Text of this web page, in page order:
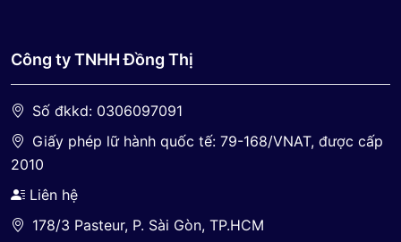
Công ty TNHH Đồng Thị
Số đkkd: 0306097091
Giấy phép lữ hành quốc tế: 79-168/VNAT, được cấp
2010
Liên hệ
178/3 Pasteur, P. Sài Gòn, TP.HCM